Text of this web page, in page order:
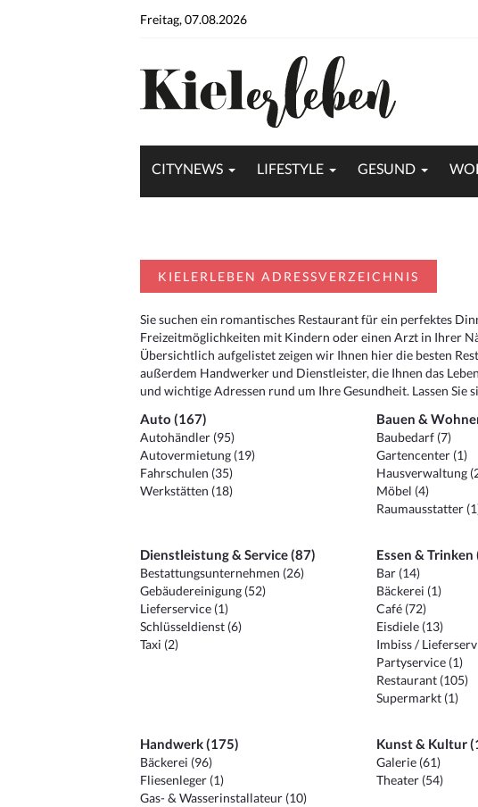
Freitag, 07.08.2026
CITYNEWS LIFESTYLE GESUND
KIELERLEBEN ADRESSVERZEICHNIS
Sie suchen ein romantisches Restaurant für ein perfektes
Freizeitmöglichkeiten mit Kindern oder einen Arzt in Ihrer
Übersichtlich aufgelistet zeigen wir Ihnen hier die besten
außerdem Handwerker und Dienstleister, die Ihnen das
und wichtige Adressen rund um Ihre Gesundheit. Lassen
Auto (167)
Autohändler (95)
Autovermietung (19)
Fahrschulen (35)
Werkstätten (18)
Bauen &
Baubedarf (7)
Gartencenter (1)
Hausverwaltung
Möbel (4)
Raumausstatter
Dienstleistung & Service (87)
Bestattungsunternehmen (26)
Gebäudereinigung (52)
Lieferservice (1)
Schlüsseldienst (6)
Taxi (2)
Essen & Trinken
Bar (14)
Bäckerei (1)
Café (72)
Eisdiele (13)
Imbiss /
Partyservice (1)
Restaurant (105)
Supermarkt (1)
Handwerk (175)
Bäckerei (96)
Fliesenleger (1)
Gas- & Wasserinstallateur (10)
Kunst & Kultur
Galerie (61)
Theater (54)